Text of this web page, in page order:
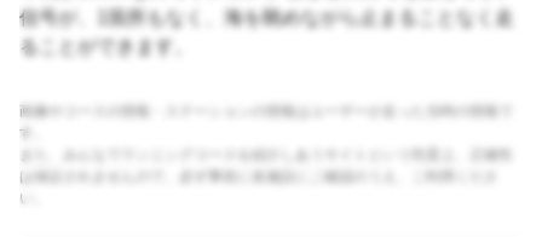
信号が、1箇所もなく、海を眺めながら止まることなく走
ることができます。
画像やコースの情報・ステーションの情報はユーザーが走った当時の情報で
す。
また、みんなでランニングコースを紹介しあうサイトという性質上、正確性
は保証されませんので、必ず事前に各施設にご確認のうえ、ご利用くださ
い。